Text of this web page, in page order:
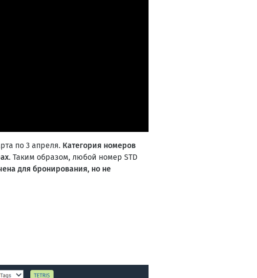
по 3 апреля. Категория номеров
. Таким образом, любой номер STD
для бронирования, но не